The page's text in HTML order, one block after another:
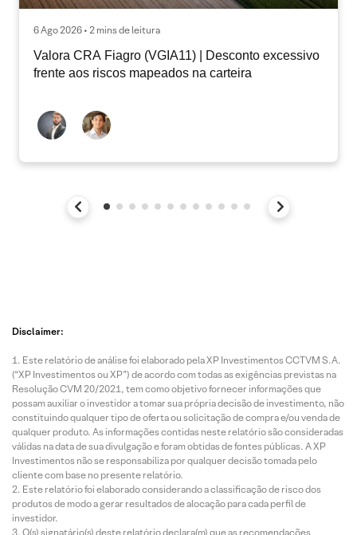
6 Ago 2026 • 2 mins de leitura
Valora CRA Fiagro (VGIA11) | Desconto excessivo
frente aos riscos mapeados na carteira
Disclaimer:
Este relatório de análise foi elaborado pela XP Investimentos CCTVM S.A.
(“XP Investimentos ou XP”) de acordo com todas as exigências previstas na
Resolução CVM 20/2021, tem como objetivo fornecer informações que
possam auxiliar o investidor a tomar sua própria decisão de investimento, não
constituindo qualquer tipo de oferta ou solicitação de compra e/ou venda de
qualquer produto. As informações contidas neste relatório são consideradas
válidas na data de sua divulgação e foram obtidas de fontes públicas. A XP
Investimentos não se responsabiliza por qualquer decisão tomada pelo
cliente com base no presente relatório.
Este relatório foi elaborado considerando a classificação de risco dos
produtos de modo a gerar resultados de alocação para cada perfil de
investidor.
O(s) signatário(s) deste relatório declara(m) que as recomendações